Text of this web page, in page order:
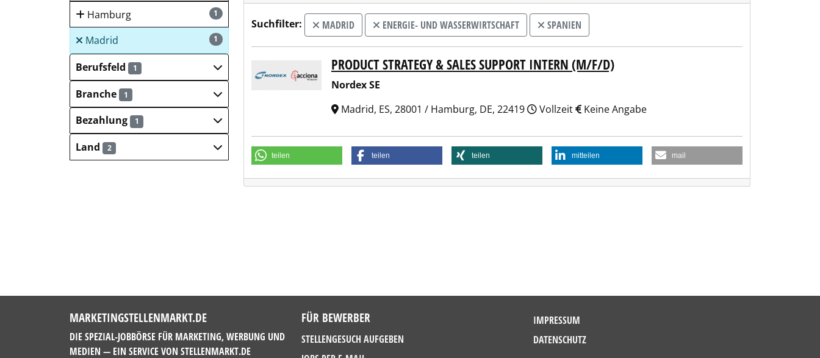
1
Hamburg
1
Madrid
Berufsfeld
1
Branche 1
Bezahlung 1
Land 2
Suchfilter: MADRID ENERGIE- UND WASSERWIRTSCHAFT SPANIEN
PRODUCT STRATEGY & SALES SUPPORT INTERN (M/F/D)
Nordex SE
Madrid, ES, 28001 / Hamburg, DE, 22419
Vollzeit Keine Angabe
teilen teilen teilen mitteilen mail
MARKETINGSTELLENMARKT.DE
DIE SPEZIAL-JOBBÖRSE FÜR MARKETING, WERBUNG UND
MEDIEN — EIN SERVICE VON STELLENMARKT.DE
FÜR BEWERBER
STELLENGESUCH AUFGEBEN
IMPRESSUM
DATENSCHUTZ